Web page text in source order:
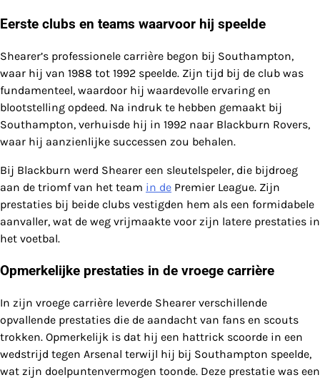
Eerste clubs en teams waarvoor hij speelde
Shearer’s professionele carrière begon bij Southampton,
waar hij van 1988 tot 1992 speelde. Zijn tijd bij de club was
fundamenteel, waardoor hij waardevolle ervaring en
blootstelling opdeed. Na indruk te hebben gemaakt bij
Southampton, verhuisde hij in 1992 naar Blackburn Rovers,
waar hij aanzienlijke successen zou behalen.
Bij Blackburn werd Shearer een sleutelspeler, die bijdroeg
aan de triomf van het team in de Premier League. Zijn
prestaties bij beide clubs vestigden hem als een formidabele
aanvaller, wat de weg vrijmaakte voor zijn latere prestaties in
het voetbal.
Opmerkelijke prestaties in de vroege carrière
In zijn vroege carrière leverde Shearer verschillende
opvallende prestaties die de aandacht van fans en scouts
trokken. Opmerkelijk is dat hij een hattrick scoorde in een
wedstrijd tegen Arsenal terwijl hij bij Southampton speelde,
wat zijn doelpuntenvermogen toonde. Deze prestatie was een